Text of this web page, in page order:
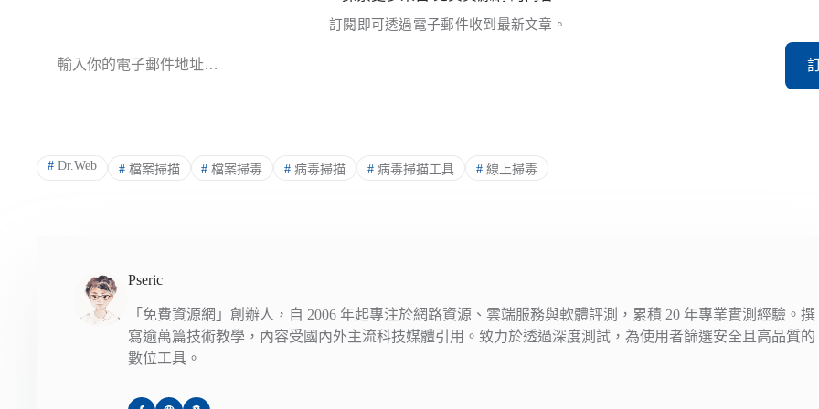
訂閱即可透過電子郵件收到最新文章。
#Dr.Web #檔案掃描 # 檔案掃毒 # 病毒掃描 # 病毒掃描工具 #線上掃毒
Pseric
「免費資源網」創辦人，自 2006 年起專注於網路資源、雲端服務與軟體評測，累積 20 年專業實測經驗。撰
寫逾萬篇技術教學，內容受國內外主流科技媒體引用。致力於透過深度測試，為使用者篩選安全且高品質的
數位工具。